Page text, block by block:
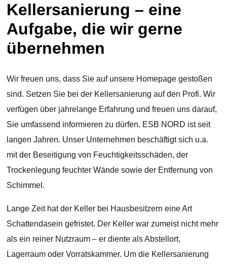
Kellersanierung – eine
Aufgabe, die wir gerne
übernehmen
Wir freuen uns, dass Sie auf unsere Homepage gestoßen
sind. Setzen Sie bei der Kellersanierung auf den Profi. Wir
verfügen über jahrelange Erfahrung und freuen uns darauf,
Sie umfassend informieren zu dürfen. ESB NORD ist seit
langen Jahren. Unser Unternehmen beschäftigt sich u.a.
mit der Beseitigung von Feuchtigkeitsschäden, der
Trockenlegung feuchter Wände sowie der Entfernung von
Schimmel.
Lange Zeit hat der Keller bei Hausbesitzern eine Art
Schattendasein gefristet. Der Keller war zumeist nicht mehr
als ein reiner Nutzraum – er diente als Abstellort,
Lagerraum oder Vorratskammer. Um die Kellersanierung